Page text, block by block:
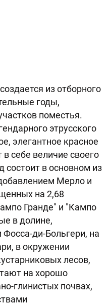
из отборного
годы,
поместья.
этрусского
элегантное красное
себе величие своего
состоит в основном из
Мерло и
на 2,68
Гранде" и "Кампо
в долине,
ди-Больгери, на
в окружении
лесов,
на хорошо
глинистых почвах,